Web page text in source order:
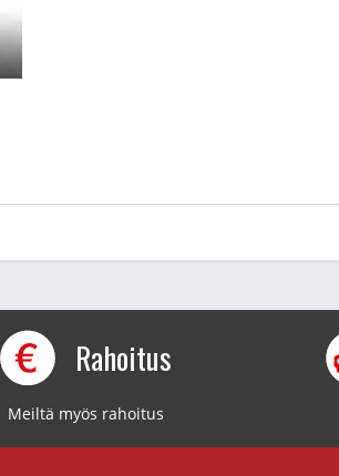
Rahoitus
Meiltä myös rahoitus